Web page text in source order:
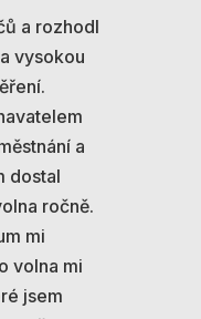
a rozhodl
vysokou
a
dostal
ročně.
mi
volna mi
jsem